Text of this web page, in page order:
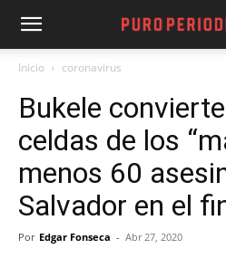
Inicio coronavirus
Bukele
celdas de los
menos 60
Salvador en el
Por Edgar Fonseca - Abr 27, 2020